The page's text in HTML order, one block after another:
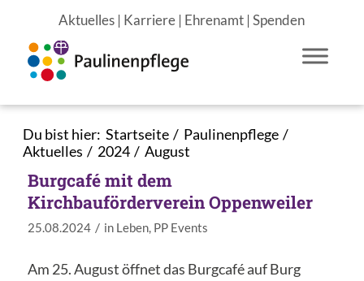
Aktuelles | Karriere | Ehrenamt |Spenden
Du bist hier: Startseite / Paulinenpflege /
Aktuelles / 2024 / August
Burgcafé mit dem
Kirchbauförderverein Oppenweiler
25.08.2024 / in Leben, PP Events
Am 25. August öffnet das Burgcafé auf Burg